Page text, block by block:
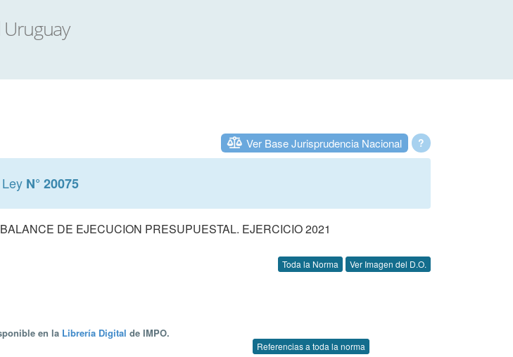
?
Ver Base Jurisprudencia Nacional
Ley N° 20075
DE EJECUCION PRESUPUESTAL. EJERCICIO 2021
Toda la Norma Ver Imagen del D.O.
en la Librería Digital de IMPO.
Referencias a toda la norma